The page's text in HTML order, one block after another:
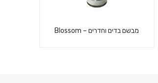
מבשם בדים וחדרים – Blossom